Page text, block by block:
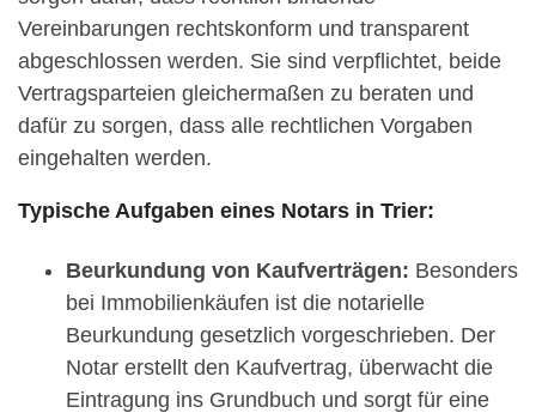
Vereinbarungen rechtskonform und transparent
abgeschlossen werden. Sie sind verpflichtet, beide
Vertragsparteien gleichermaßen zu beraten und
dafür zu sorgen, dass alle rechtlichen Vorgaben
eingehalten werden.
Typische Aufgaben eines Notars in Trier:
Beurkundung von Kaufverträgen: Besonders
bei Immobilienkäufen ist die notarielle
Beurkundung gesetzlich vorgeschrieben. Der
Notar erstellt den Kaufvertrag, überwacht die
Eintragung ins Grundbuch und sorgt für eine